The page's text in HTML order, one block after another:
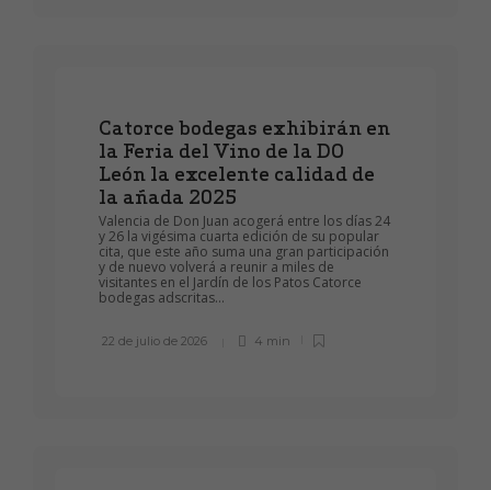
Catorce bodegas exhibirán en
la Feria del Vino de la DO
León la excelente calidad de
la añada 2025
Valencia de Don Juan acogerá entre los días 24
y 26 la vigésima cuarta edición de su popular
cita, que este año suma una gran participación
y de nuevo volverá a reunir a miles de
visitantes en el Jardín de los Patos Catorce
bodegas adscritas...
22 de julio de 2026 4 min